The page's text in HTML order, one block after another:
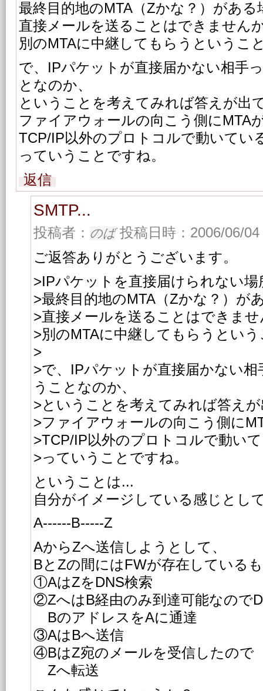
最終目的地のMTA（Zかな？）がある
直接メールを送ることはできません
別のMTAに中継してもらうというこ
で、IPパケットが直接届かない相手
となのか、
ということを考えてみれば答えが出
ファイアウォールの向こう側にMTA
TCP/IP以外のプロトコルで動いてい
っていうことですね。
返信
SMTP...
投稿者： のば投稿日時：2006/06/04
ご返答ありがとうございます。
>IPパケットを直接届けられない場
>最終目的地のMTA（Zかな？）が
>直接メールを送ることはできま
>別のMTAに中継してもらうとい
>
>で、IPパケットが直接届かない
うことなのか、
>ということを考えてみれば答え
>ファイアウォールの向こう側に
>TCP/IP以外のプロトコルで動い
>っていうことですね。
ということは...
自分がイメージしている感じとし
A------B-----Z
AからZへ送信しようとして、
BとZの間にはFWが存在している
①AはZをDNS検索
②ZへはB経由のみ到達可能なので
BのアドレスをAに通達
③AはBへ送信
④BはZ宛のメールを受信したので
Zへ転送